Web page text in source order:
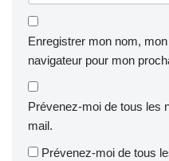
Enregistrer mon nom,
navigateur pour mon
Prévenez-moi de tous les
mail.
Prévenez-moi de tous